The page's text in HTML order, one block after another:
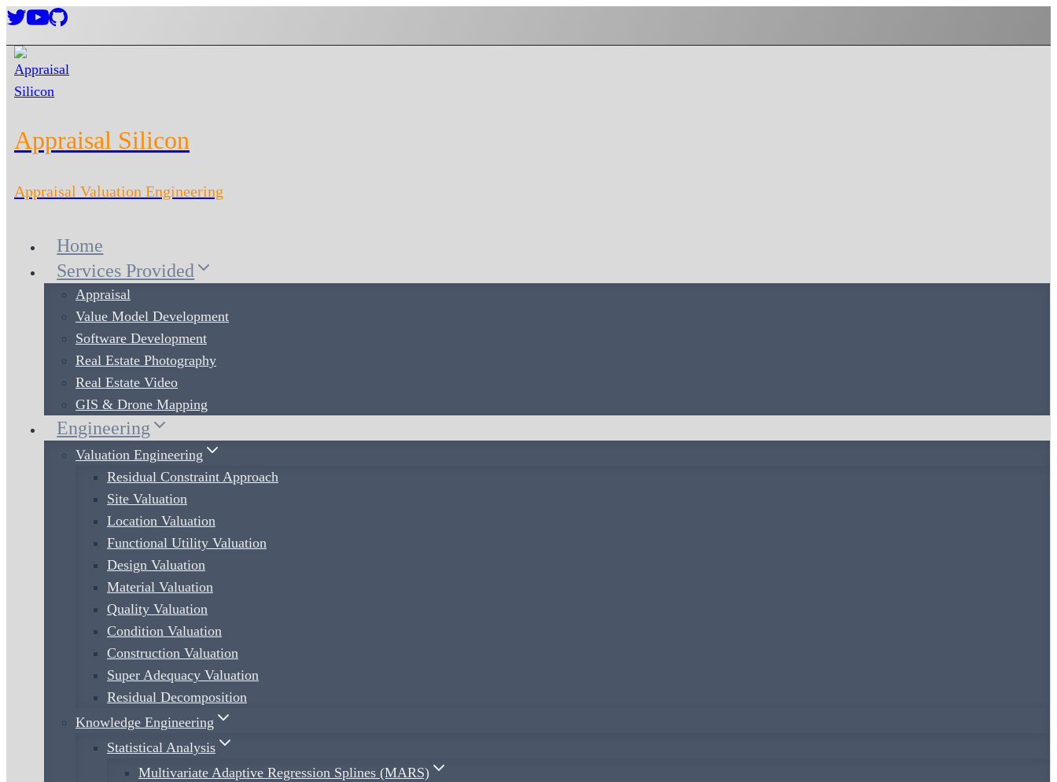
Skip
content
Appraisal Silicon
Appraisal Valuation Engineering
Home
Services Provided
Appraisal
Value Model Development
Software Development
Real Estate Photography
Real Estate Video
GIS & Drone Mapping
Engineering
Valuation Engineering
Residual Constraint Approach
Site Valuation
Location Valuation
Functional Utility Valuation
Design Valuation
Material Valuation
Quality Valuation
Condition Valuation
Construction Valuation
Super Adequacy Valuation
Residual Decomposition
Knowledge Engineering
Statistical Analysis
Multivariate Adaptive Regression Splines (MARS)